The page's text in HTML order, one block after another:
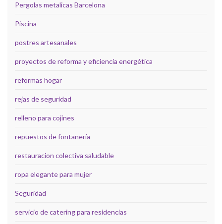
Pergolas metalicas Barcelona
Piscina
postres artesanales
proyectos de reforma y eficiencia energética
reformas hogar
rejas de seguridad
relleno para cojines
repuestos de fontanería
restauracion colectiva saludable
ropa elegante para mujer
Seguridad
servicio de catering para residencias